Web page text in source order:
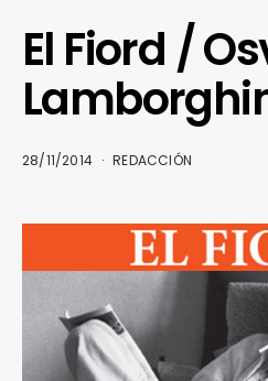
El Fiord /
28/11/2014 REDACCIÓN